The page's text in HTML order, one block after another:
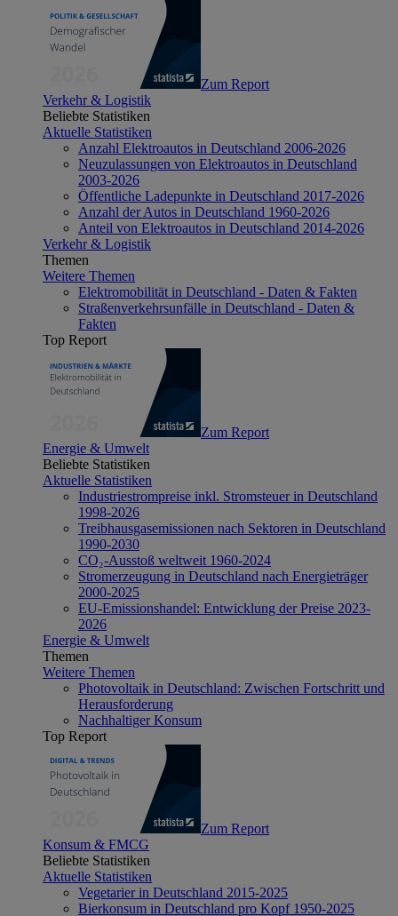
Zum Report
Verkehr & Logistik
Beliebte Statistiken
Aktuelle Statistiken
Anzahl Elektroautos in Deutschland 2006-2026
Neuzulassungen von Elektroautos in Deutschland
2003-2026
Öffentliche Ladepunkte in Deutschland 2017-2026
Anzahl der Autos in Deutschland 1960-2026
Anteil von Elektroautos in Deutschland 2014-2026
Verkehr & Logistik
Themen
Weitere Themen
Elektromobilität in Deutschland - Daten & Fakten
Straßenverkehrsunfälle in Deutschland - Daten &
Fakten
Top Report
Zum Report
Energie & Umwelt
Beliebte Statistiken
Aktuelle Statistiken
Industriestrompreise inkl. Stromsteuer in Deutschland
1998-2026
Treibhausgasemissionen nach Sektoren in Deutschland
1990-2030
CO₂-Ausstoß weltweit 1960-2024
Stromerzeugung in Deutschland nach Energieträger
2000-2025
EU-Emissionshandel: Entwicklung der Preise 2023-
2026
Energie & Umwelt
Themen
Weitere Themen
Photovoltaik in Deutschland: Zwischen Fortschritt und
Herausforderung
Nachhaltiger Konsum
Top Report
Zum Report
Konsum & FMCG
Beliebte Statistiken
Aktuelle Statistiken
Vegetarier in Deutschland 2015-2025
Bierkonsum in Deutschland pro Kopf 1950-2025